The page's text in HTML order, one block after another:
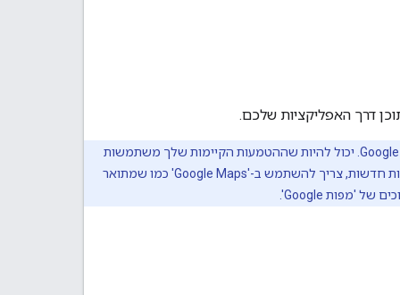
בדרישות המעודכנות הבאות בנושא שיוך, נעשה עכשיו שימוש במונח Google Maps במקום רק Google. יכול להיות שההטמעות הקיימות שלך משתמשות
בשיוך 'Google', בהתאם להנחיות הקודמות. בשלב הזה אפשר להמשיך להשתמש בשיוך 'Google'. בהטמעות חדשות, צריך להשתמש ב-'Google Maps' כמו שמתואר